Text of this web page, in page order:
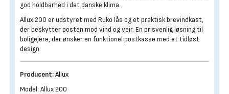
god holdbarhed i det danske klima.
Allux 200 er udstyret med Ruko lås og et praktisk brevindkast,
der beskytter posten mod vind og vejr. En prisvenlig løsning til
boligejere, der ønsker en funktionel postkasse med et tidløst
design
Producent:Allux
Model: Allux 200